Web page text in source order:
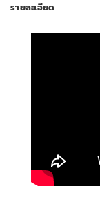
รายละเอียด